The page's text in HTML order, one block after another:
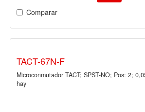
Comparar
TACT-67N-F
Microconmutador TACT; SPST-NO; Pos: 2;
hay